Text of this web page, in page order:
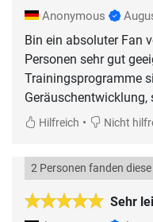
Anonymous
Bin ein absoluter Fan
Personen sehr gut
Trainingsprogramme
Geräuschentwicklung,
Hilfreich • Nicht
Sehr
2 Personen fanden